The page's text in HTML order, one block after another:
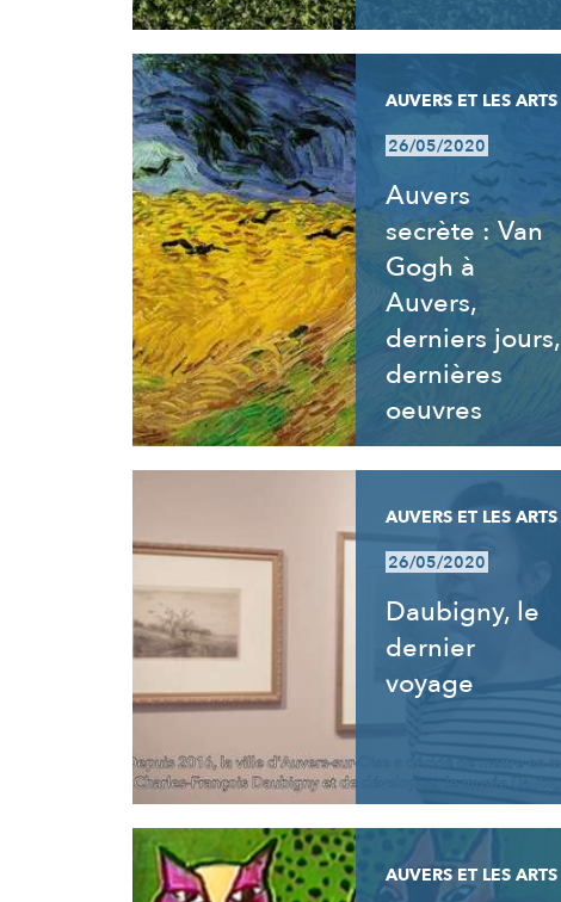
AUVERS ET LES ARTS
26/05/2020
Auvers
secrète : Van
Gogh à
Auvers,
derniers jours,
dernières
oeuvres
AUVERS ET LES ARTS
26/05/2020
Daubigny, le
dernier
voyage
AUVERS ET LES ARTS